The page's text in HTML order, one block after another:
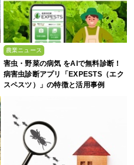
農業ニュース
害虫・野菜の病気 をAIで無料診断！
病害虫診断アプリ「EXPESTS（エク
スペスツ）」の特徴と活用事例